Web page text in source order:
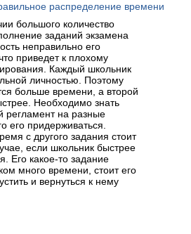
большого количество
заданий экзамена
неправильно его
приведет к плохому
Каждый школьник
личностью. Поэтому
больше времени, а второй
Необходимо знать
регламент на разные
его придерживаться.
с другого задания стоит
если школьник быстрее
Его какое-то задание
много времени, стоит его
и вернуться к нему
распределение времени